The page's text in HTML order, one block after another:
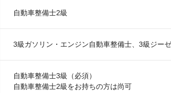
自動車整備士2級
3級ガソリン・エンジン自動車整備士、3級ジー
自動車整備士3級（必須）
自動車整備士2級をお持ちの方は尚可